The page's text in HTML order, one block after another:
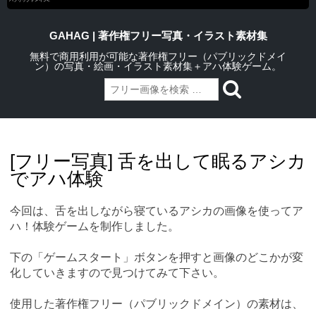
GAHAG | 著作権フリー写真・イラスト素材集
無料で商用利用が可能な著作権フリー（パブリックドメイ
ン）の写真・絵画・イラスト素材集＋アハ体験ゲーム。
content[フリー写真] 舌を出して眠るアシカ
でアハ体験
今回は、舌を出しながら寝ているアシカの画像を使ってア
ハ！体験ゲームを制作しました。
下の「ゲームスタート」ボタンを押すと画像のどこかが変
化していきますので見つけてみて下さい。
使用した著作権フリー（パブリックドメイン）の素材は、